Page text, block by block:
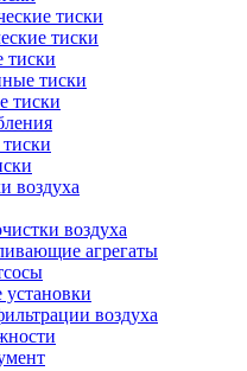
тиски
тиски
тиски
тиски
тиски
воздуха
воздуха
агрегаты
воздуха